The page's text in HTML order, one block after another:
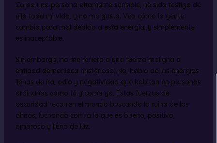
Como una persona altamente sensible, he sido testigo de
ello toda mi vida, y no me gusta. Veo cómo la gente
cambia para mal debido a esta energía, y simplemente
es inaceptable.
Sin embargo, no me refiero a una fuerza maligna o
entidad demoníaca misteriosa. No, hablo de las energías
llenas de ira, odio y negatividad que habitan en personas
ordinarias como tú y como yo. Estas fuerzas de
oscuridad recorren el mundo buscando la ruina de las
almas, luchando contra lo que es bueno, positivo,
amoroso y lleno de luz.